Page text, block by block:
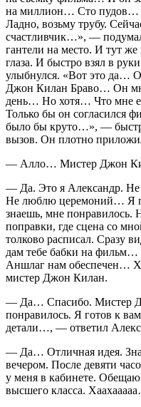
на миллион… Сто пудов…
Ладно, возьму трубу.
счастливчик…», —
гантели на место. И тут
глаза. И быстро взял в
улыбнулся. «Вот это да…
Джон Килан Браво… Он
день… Но хотя… Что мне
Только бы он согласился
было бы круто…», —
вызов. Он плотно
— Алло… Мистер Джон
— Да. Это я Александр. Не
Не люблю церемоний… Я
знаешь, мне понравилось.
поправки, где сцена со
толково расписал. Сразу
дам тебе бабки на
Аншлаг нам обеспечен…
мистер Джон Килан.
— Да… Спасибо. Мистер
понравилось. Я готов к
детали…, — ответил
— Да… Отличная идея.
вечером. После девяти
у меня в кабинете.
высшего класса.